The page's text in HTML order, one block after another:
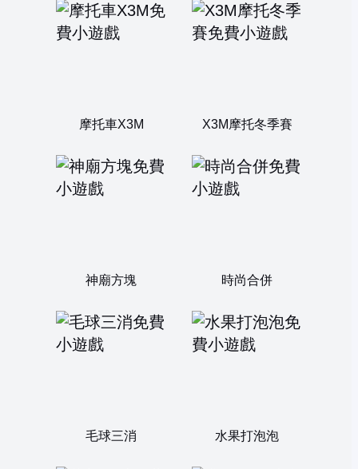
摩托車X3M X3M摩托冬季賽
神廟方塊 時尚合併
毛球三消 水果打泡泡